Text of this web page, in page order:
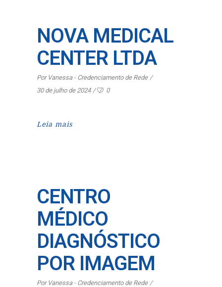
NOVA MEDICAL
CENTER LTDA
Por Vanessa - Credenciamento de Rede
30 de julho de 2024
0
Leia mais
CENTRO
MÉDICO
DIAGNÓSTICO
POR IMAGEM
Por Vanessa - Credenciamento de Rede